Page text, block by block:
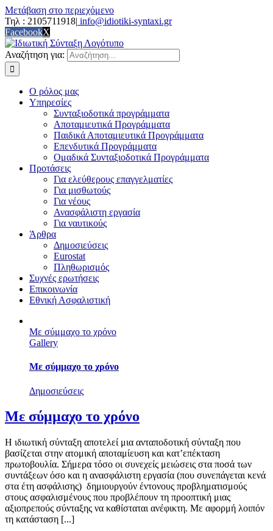
Μετάβαση στο περιεχόμενο
Τηλ : 2105711918| info@idiotiki-syntaxi.gr
FacebookX
Αναζήτηση για:
Ο ρόλος μας
Υπηρεσίες
Συνταξιοδοτικά προγράμματα
Αποταμιευτικά Προγράμματα
Παιδικά Αποταμιευτικά Προγράμματα
Επενδυτικά Προγράμματα
Oμαδικά Συνταξιοδοτικά Προγράμματα
Προτάσεις
Για ελεύθερους επαγγελματίες
Για μισθωτούς
Για νέους
Ανασφάλιστη εργασία
Για ναυτικούς
Άρθρα
Δημοσιεύσεις
Εurostat
Πληθωρισμός
Συχνές ερωτήσεις
Eπικοινωνία
Εθνική Ασφαλιστική
Mε σύμμαχο το χρόνο
Gallery
Mε σύμμαχο το χρόνο
Δημοσιεύσεις
Mε σύμμαχο το χρόνο
Η ιδιωτική σύνταξη αποτελεί μια ανταποδοτική σύνταξη που
βασίζεται στην ατομική αποταμίευση και κατ’επέκταση
πρωτοβουλία. Σήμερα τόσο οι συνεχείς μειώσεις στα ποσά των
συντάξεων όσο και η ανασφάλιστη εργασία (που συνεπάγεται κενά
στα έτη ασφάλισης) δημιουργούν έντονους προβληματισμούς
στους ασφαλισμένους που προβλέπουν τη προοπτική μιας
αξιοπρεπούς σύνταξης να καθίσταται ανέφικτη. Με αφορμή λοιπόν
τη κατάσταση [...]